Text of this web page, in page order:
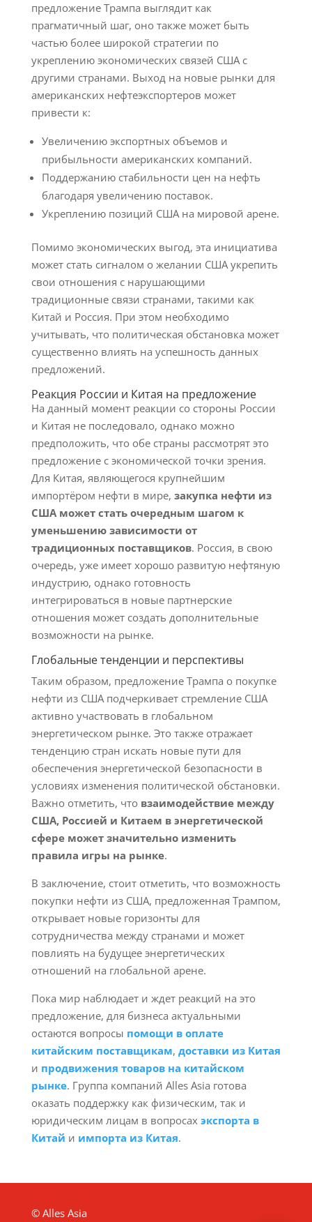
предложение Трампа выглядит как
прагматичный шаг, оно также может быть
частью более широкой стратегии по
укреплению экономических связей США с
другими странами. Выход на новые рынки для
американских нефтеэкспортеров может
привести к:
Увеличению экспортных объемов и
прибыльности американских компаний.
Поддержанию стабильности цен на нефть
благодаря увеличению поставок.
Укреплению позиций США на мировой арене.
Помимо экономических выгод, эта инициатива
может стать сигналом о желании США укрепить
свои отношения с нарушающими
традиционные связи странами, такими как
Китай и Россия. При этом необходимо
учитывать, что политическая обстановка может
существенно влиять на успешность данных
предложений.
Реакция России и Китая на предложение
На данный момент реакции со стороны России
и Китая не последовало, однако можно
предположить, что обе страны рассмотрят это
предложение с экономической точки зрения.
Для Китая, являющегося крупнейшим
импортёром нефти в мире, закупка нефти из
США может стать очередным шагом к
уменьшению зависимости от
традиционных поставщиков. Россия, в свою
очередь, уже имеет хорошо развитую нефтяную
индустрию, однако готовность
интегрироваться в новые партнерские
отношения может создать дополнительные
возможности на рынке.
Глобальные тенденции и перспективы
Таким образом, предложение Трампа о покупке
нефти из США подчеркивает стремление США
активно участвовать в глобальном
энергетическом рынке. Это также отражает
тенденцию стран искать новые пути для
обеспечения энергетической безопасности в
условиях изменения политической обстановки.
Важно отметить, что взаимодействие между
США, Россией и Китаем в энергетической
сфере может значительно изменить
правила игры на рынке.
В заключение, стоит отметить, что возможность
покупки нефти из США, предложенная Трампом,
открывает новые горизонты для
сотрудничества между странами и может
повлиять на будущее энергетических
отношений на глобальной арене.
Пока мир наблюдает и ждет реакций на это
предложение, для бизнеса актуальными
остаются вопросы помощи в оплате
китайским поставщикам, доставки из Китая
и продвижения товаров на китайском
рынке. Группа компаний Alles Asia готова
оказать поддержку как физическим, так и
юридическим лицам в вопросах экспорта в
Китай и импорта из Китая.
© Alles Asia